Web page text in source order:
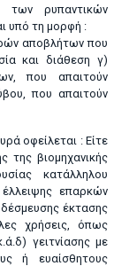
των ρυπαντικών
υπό τη μορφή :
αποβλήτων που
και διάθεση γ)
που απαιτούν
που απαιτούν
οφείλεται : Είτε
της βιομηχανικής
κατάλληλου
επαρκών
έκτασης
χρήσεις, όπως
γειτνίασης με
ή ευαίσθητους